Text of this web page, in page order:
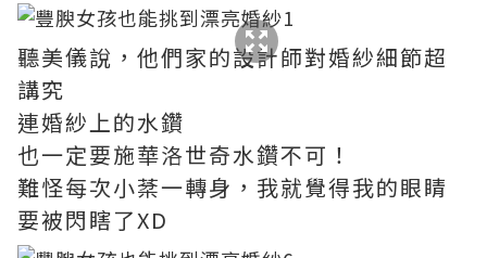
聽美儀說，他們家的設計師對婚紗細節超
講究
連婚紗上的水鑽
也一定要施華洛世奇水鑽不可！
難怪每次小棻一轉身，我就覺得我的眼睛
要被閃瞎了XD